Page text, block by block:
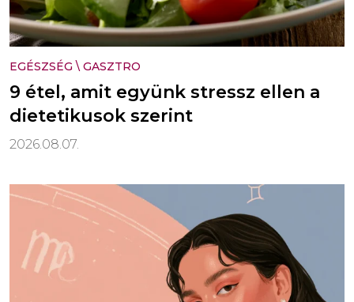
EGÉSZSÉG \ GASZTRO
9 étel, amit együnk stressz ellen a
dietetikusok szerint
2026.08.07.